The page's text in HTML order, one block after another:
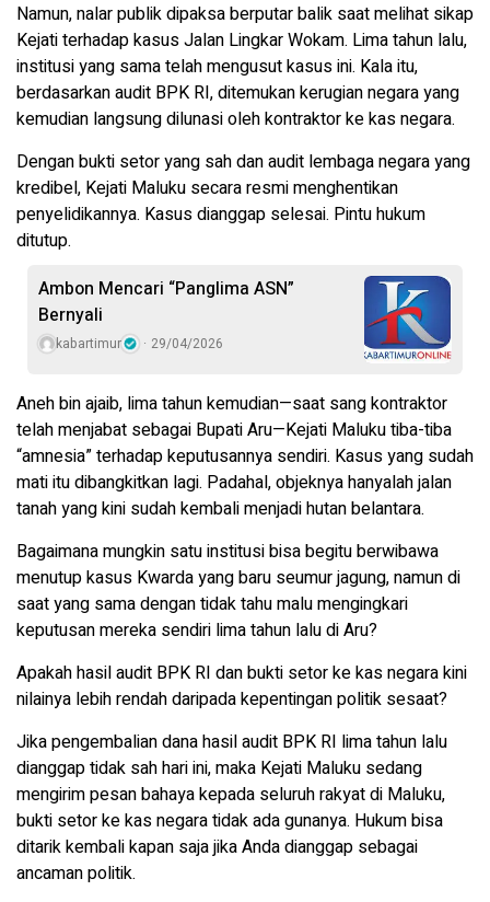
Namun, nalar publik dipaksa berputar balik saat melihat sikap
Kejati terhadap kasus Jalan Lingkar Wokam. Lima tahun lalu,
institusi yang sama telah mengusut kasus ini. Kala itu,
berdasarkan audit BPK RI, ditemukan kerugian negara yang
kemudian langsung dilunasi oleh kontraktor ke kas negara.
Dengan bukti setor yang sah dan audit lembaga negara yang
kredibel, Kejati Maluku secara resmi menghentikan
penyelidikannya. Kasus dianggap selesai. Pintu hukum
ditutup.
Ambon Mencari “Panglima ASN”
Bernyali
kabartimur 29/04/2026
Aneh bin ajaib, lima tahun kemudian—saat sang kontraktor
telah menjabat sebagai Bupati Aru—Kejati Maluku tiba-tiba
“amnesia” terhadap keputusannya sendiri. Kasus yang sudah
mati itu dibangkitkan lagi. Padahal, objeknya hanyalah jalan
tanah yang kini sudah kembali menjadi hutan belantara.
Bagaimana mungkin satu institusi bisa begitu berwibawa
menutup kasus Kwarda yang baru seumur jagung, namun di
saat yang sama dengan tidak tahu malu mengingkari
keputusan mereka sendiri lima tahun lalu di Aru?
Apakah hasil audit BPK RI dan bukti setor ke kas negara kini
nilainya lebih rendah daripada kepentingan politik sesaat?
Jika pengembalian dana hasil audit BPK RI lima tahun lalu
dianggap tidak sah hari ini, maka Kejati Maluku sedang
mengirim pesan bahaya kepada seluruh rakyat di Maluku,
bukti setor ke kas negara tidak ada gunanya. Hukum bisa
ditarik kembali kapan saja jika Anda dianggap sebagai
ancaman politik.